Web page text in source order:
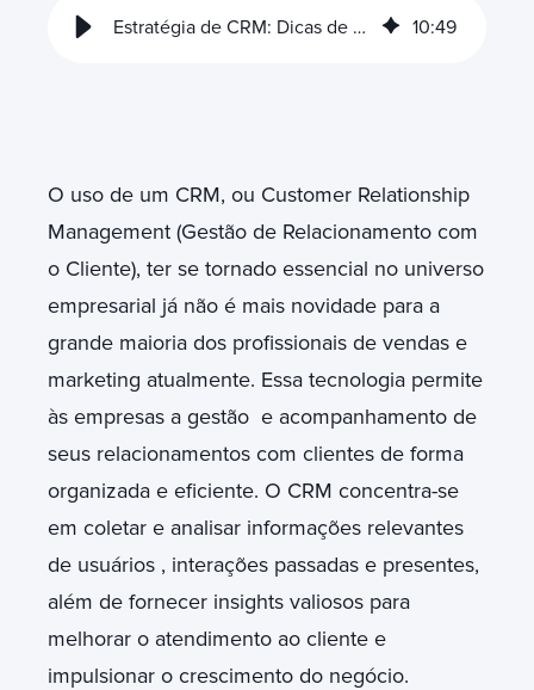
Estratégia de CRM: Dicas de boas práticas para o sucesso com HubSpot 10:49
O uso de um CRM, ou Customer Relationship
Management (Gestão de Relacionamento com
o Cliente), ter se tornado essencial no universo
empresarial já não é mais novidade para a
grande maioria dos profissionais de vendas e
marketing atualmente. Essa tecnologia permite
às empresas a gestão e acompanhamento de
seus relacionamentos com clientes de forma
organizada e eficiente. O CRM concentra-se
em coletar e analisar informações relevantes
de usuários , interações passadas e presentes,
além de fornecer insights valiosos para
melhorar o atendimento ao cliente e
impulsionar o crescimento do negócio.